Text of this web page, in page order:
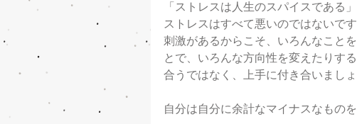
「ストレスは人生のスパイスである」
ストレスはすべて悪いのではないで
刺激があるからこそ、いろんなこと
とで、いろんな方向性を変えたりす
合うではなく、上手に付き合いましょ
自分は自分に余計なマイナスなもの